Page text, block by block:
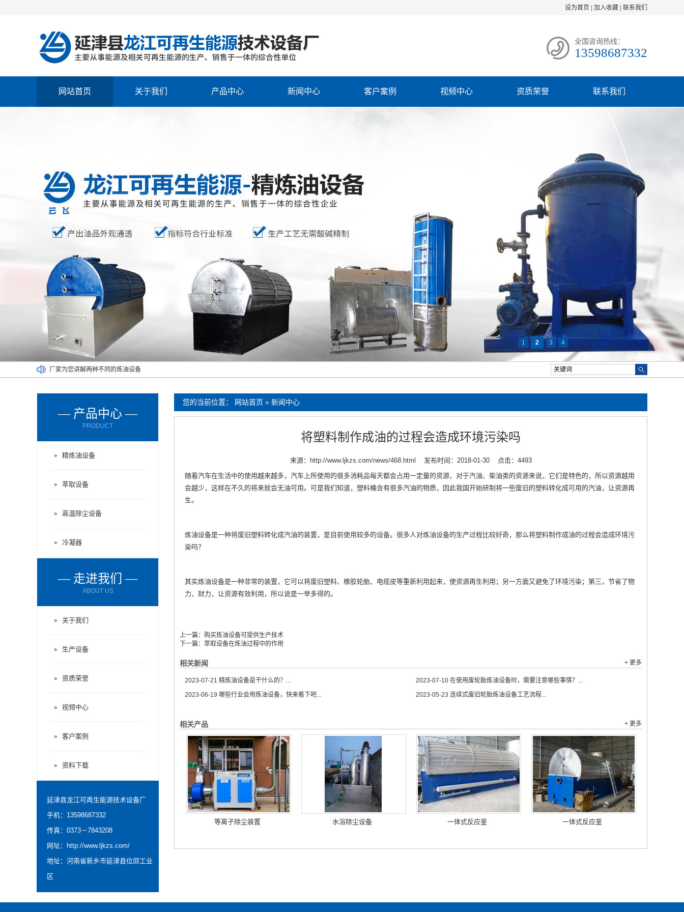
设为首页 加入收藏 联系我们
全国咨询热线：
13598687332
网站首页 关于我们 产品中心 新闻中心 客户案例 视频中心 资质荣誉 联系我们
1 2 3 4
废塑料炼油设备满足了不同人的需求
废轮胎炼油设备使用时要注意减压设备
您的当前位置： 网站首页 » 新闻中心
将塑料制作成油的过程会造成环境污染吗
来源： http://www.ljkzs.com/news/468.html 发布时间：2018-01-30
点击：4493
随着汽车在生活中的使用越来越多，汽车上所使用的很多消耗品每天都会占用一定量的资源，对于汽油、柴油类的资源来说，它们是特色的，所以资源越用
会越少，这样在不久的将来就会无油可用。可是我们知道，塑料桶含有很多汽油的物质，因此我国开始研制将一些废旧的塑料转化成可用的汽油，让资源再
生。
炼油设备是一种将废旧塑料转化成汽油的装置，是目前使用较多的设备。很多人对炼油设备的生产过程比较好奇，那么将塑料制作成油的过程会造成环境污
染吗？
其实炼油设备是一种非常的装置，它可以将废旧塑料、橡胶轮胎、电缆皮等重新利用起来，使资源再生利用；另一方面又避免了环境污染；第三，节省了物
力、财力，让资源有效利用，所以说是一举多得的。
上一篇： 购买炼油设备可提供生产技术
下一篇： 萃取设备在炼油过程中的作用
相关新闻 + 更多
2023-07-21 精炼油设备是干什么的？... 2023-07-10 在使用废轮胎炼油设备时，需要注意哪些事情？...
2023-06-19 哪些行业会用炼油设备，快来看下吧... 2023-05-23 连续式废旧轮胎炼油设备工艺流程...
相关产品 + 更多
等离子除尘装置 水浴除尘设备 一体式反应釜 一体式反应釜
— 产品中心 —
PRODUCT
精炼油设备
萃取设备
高温除尘设备
冷凝器
— 走进我们 —
ABOUT US
关于我们
生产设备
资质荣誉
视频中心
客户案例
资料下载
延津县龙江可再生能源技术设备厂
手机：13598687332
传真：0373－7843208
网址：
http://www.ljkzs.com/
地址：河南省新乡市延津县位邱工业
区